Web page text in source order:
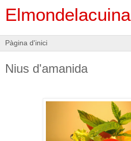
Elmondelacuina
Nius d'amanida